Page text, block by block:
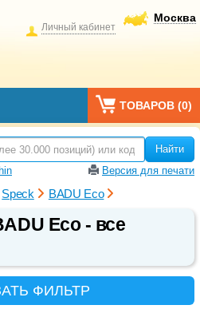
Москва
Личный кабинет
ТОВАРОВ (0)
Найти
Версия для печати
Speck BADU Eco
Eco - все
ФИЛЬТР